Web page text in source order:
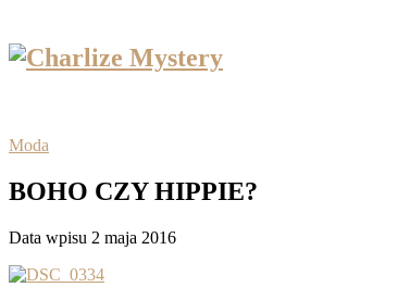
Moda
BOHO CZY HIPPIE?
Data wpisu 2 maja 2016